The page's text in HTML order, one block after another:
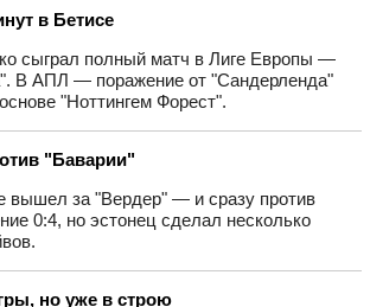
в Бетисе
сыграл полный матч в Лиге Европы —
В АПЛ — поражение от "Сандерленда"
"Ноттингем Форест".
"Баварии"
вышел за "Вердер" — и сразу против
0:4, но эстонец сделал несколько
но уже в строю